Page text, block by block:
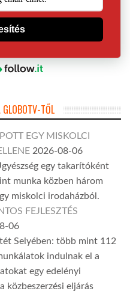
TŐL
EGY MISKOLCI
2026-08-06
egy takarítóként
munka közben három
miskolci irodaházból.
FEJLESZTÉS
06
Selyében: több mint 112
indulnak el a
egy edelényi
közbeszerzési eljárás